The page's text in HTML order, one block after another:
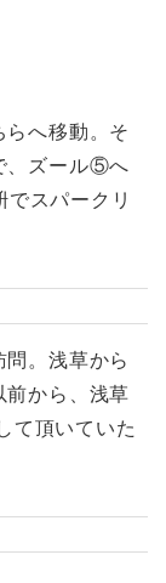
へ移動。そ
、ズール⑤へ
スパークリ
。浅草から
前から、浅草
て頂いていた